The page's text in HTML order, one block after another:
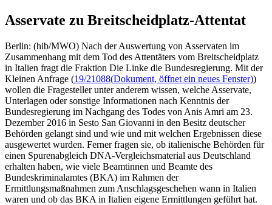
Asservate zu Breitscheidplatz-Attentat
Berlin: (hib/MWO) Nach der Auswertung von Asservaten im
Zusammenhang mit dem Tod des Attentäters vom Breitscheidplatz
in Italien fragt die Fraktion Die Linke die Bundesregierung. Mit der
Kleinen Anfrage (19/21088(Dokument, öffnet ein neues Fenster))
wollen die Fragesteller unter anderem wissen, welche Asservate,
Unterlagen oder sonstige Informationen nach Kenntnis der
Bundesregierung im Nachgang des Todes von Anis Amri am 23.
Dezember 2016 in Sesto San Giovanni in den Besitz deutscher
Behörden gelangt sind und wie und mit welchen Ergebnissen diese
ausgewertet wurden. Ferner fragen sie, ob italienische Behörden für
einen Spurenabgleich DNA-Vergleichsmaterial aus Deutschland
erhalten haben, wie viele Beamtinnen und Beamte des
Bundeskriminalamtes (BKA) im Rahmen der
Ermittlungsmaßnahmen zum Anschlagsgeschehen wann in Italien
waren und ob das BKA in Italien eigene Ermittlungen geführt hat.